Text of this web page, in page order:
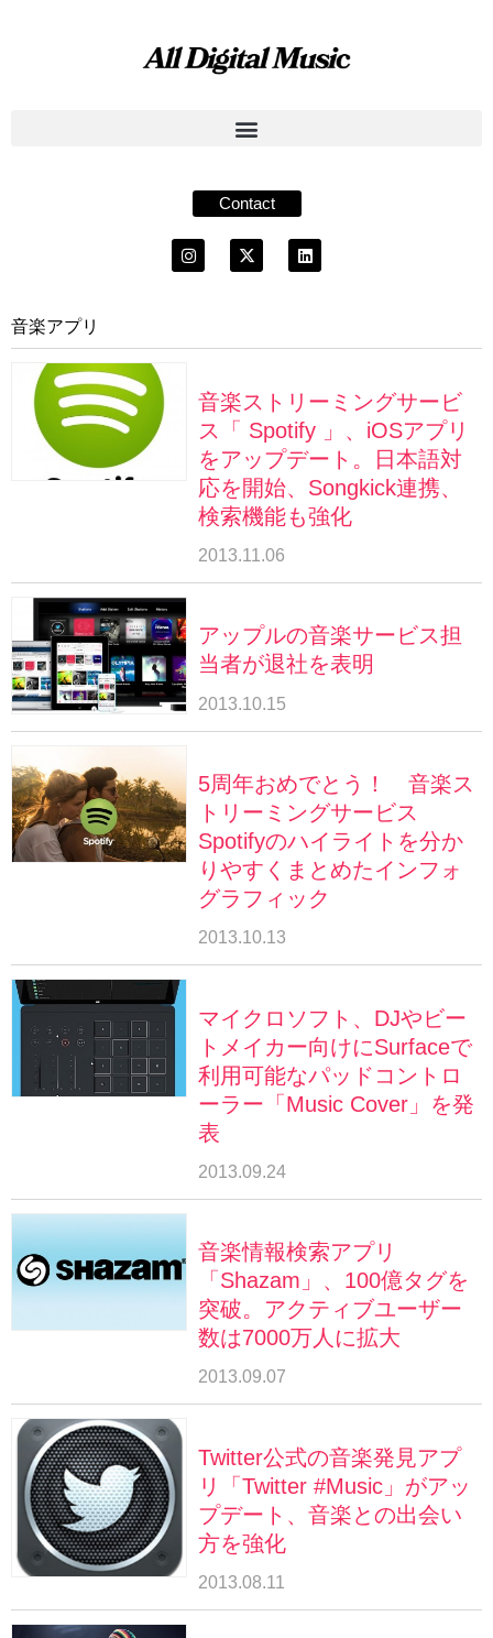
Contact
音楽アプリ
音楽ストリーミングサービ
ス「 Spotify 」、iOSアプリ
をアップデート。日本語対
応を開始、Songkick連携、
検索機能も強化
2013.11.06
アップルの音楽サービス担
当者が退社を表明
2013.10.15
5周年おめでとう！ 音楽ス
トリーミングサービス
Spotifyのハイライトを分か
りやすくまとめたインフォ
グラフィック
2013.10.13
マイクロソフト、DJやビー
トメイカー向けにSurfaceで
利用可能なパッドコントロ
ーラー「Music Cover」を発
表
2013.09.24
音楽情報検索アプリ
「Shazam」、100億タグを
突破。アクティブユーザー
数は7000万人に拡大
2013.09.07
Twitter公式の音楽発見アプ
リ「Twitter #Music」がアッ
プデート、音楽との出会い
方を強化
2013.08.11